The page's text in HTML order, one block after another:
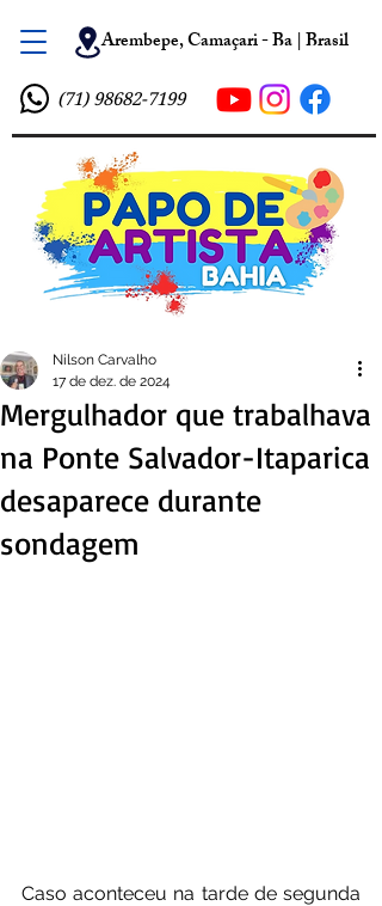
Arembepe, Camaçari - Ba | Brasil
(71) 98682-7199
Mergulhador que trabalhava
na Ponte Salvador-Itaparica
desaparece durante
sondagem
Nilson Carvalho
17 de dez. de 2024
Caso aconteceu na tarde de segunda